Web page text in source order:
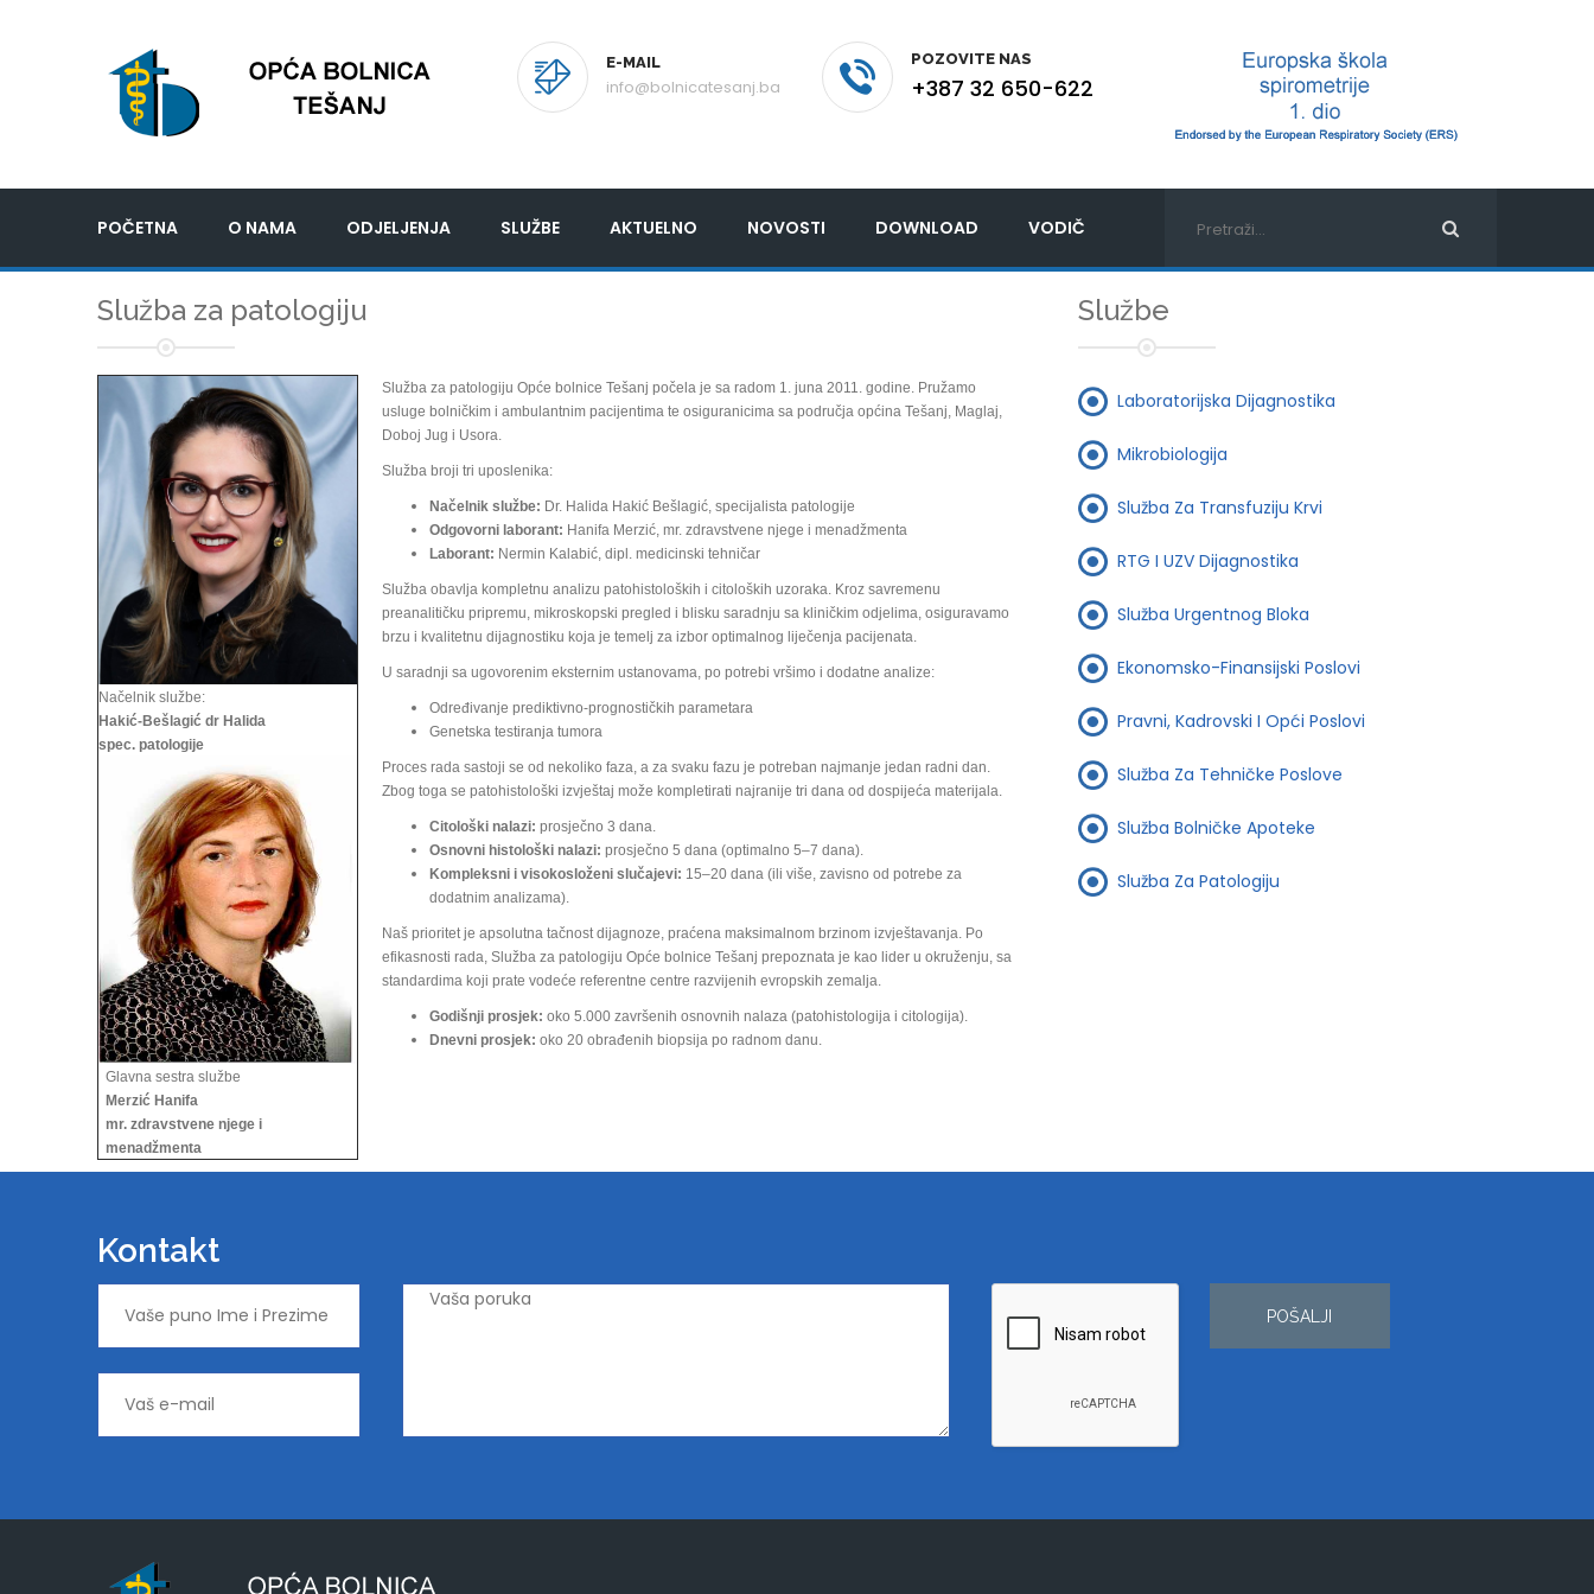
E-MAIL
info@bolnicatesanj.ba
POZOVITE NAS
+387 32 650-622
POČETNA O NAMA ODJELJENJA SLUŽBE AKTUELNO NOVOSTI DOWNLOAD VODIČ
Služba za patologiju
Načelnik službe:
Hakić-Bešlagić dr Halida
spec. patologije
Glavna sestra službe
Merzić Hanifa
mr. zdravstvene njege i
menadžmenta
Služba za patologiju Opće bolnice Tešanj počela je sa radom 1. juna 2011. godine. Pružamo
usluge bolničkim i ambulantnim pacijentima te osiguranicima sa područja općina Tešanj, Maglaj,
Doboj Jug i Usora.
Služba broji tri uposlenika:
Načelnik službe: Dr. Halida Hakić Bešlagić, specijalista patologije
Odgovorni laborant: Hanifa Merzić, mr. zdravstvene njege i menadžmenta
Laborant: Nermin Kalabić, dipl. medicinski tehničar
Služba obavlja kompletnu analizu patohistoloških i citoloških uzoraka. Kroz savremenu
preanalitičku pripremu, mikroskopski pregled i blisku saradnju sa kliničkim odjelima, osiguravamo
brzu i kvalitetnu dijagnostiku koja je temelj za izbor optimalnog liječenja pacijenata.
U saradnji sa ugovorenim eksternim ustanovama, po potrebi vršimo i dodatne analize:
Određivanje prediktivno-prognostičkih parametara
Genetska testiranja tumora
Proces rada sastoji se od nekoliko faza, a za svaku fazu je potreban najmanje jedan radni dan.
Zbog toga se patohistološki izvještaj može kompletirati najranije tri dana od dospijeća materijala.
Citološki nalazi: prosječno 3 dana.
Osnovni histološki nalazi: prosječno 5 dana (optimalno 5–7 dana).
Kompleksni i visokosloženi slučajevi: 15–20 dana (ili više, zavisno od potrebe za
dodatnim analizama).
Naš prioritet je apsolutna tačnost dijagnoze, praćena maksimalnom brzinom izvještavanja. Po
efikasnosti rada, Služba za patologiju Opće bolnice Tešanj prepoznata je kao lider u okruženju, sa
standardima koji prate vodeće referentne centre razvijenih evropskih zemalja.
Godišnji prosjek: oko 5.000 završenih osnovnih nalaza (patohistologija i citologija).
Dnevni prosjek: oko 20 obrađenih biopsija po radnom danu.
Službe
Laboratorijska Dijagnostika
Mikrobiologija
Služba Za Transfuziju Krvi
RTG I UZV Dijagnostika
Služba Urgentnog Bloka
Ekonomsko-Finansijski Poslovi
Pravni, Kadrovski I Opći Poslovi
Služba Za Tehničke Poslove
Služba Bolničke Apoteke
Služba Za Patologiju
Kontakt
POŠALJI